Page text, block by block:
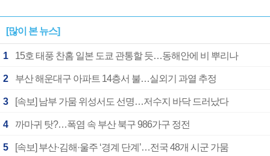
[많이 본 뉴스]
1 15호 태풍 찬홈 일본 도쿄 관통할 듯…동해안에 비 뿌리나
2 부산 해운대구 아파트 14층서 불…실외기 과열 추정
3 [속보] 남부 가뭄 위성서도 선명…저수지 바닥 드러났다
4 까마귀 탓?…폭염 속 부산 북구 986가구 정전
5 [속보] 부산·김해·울주 ‘경계 단계’…전국 48개 시군 가뭄